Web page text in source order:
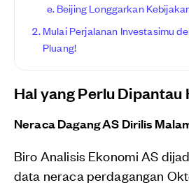
Beijing Longgarkan
Mulai Perjalanan Investasimu
Pluang!
Hal yang Perlu Dipantau
Neraca Dagang AS Dirilis
Biro Analisis Ekonomi AS
data neraca perdagangan